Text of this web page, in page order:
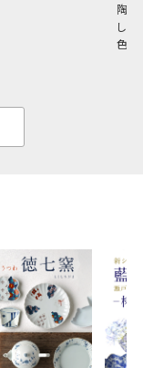
陶器
しい
色の